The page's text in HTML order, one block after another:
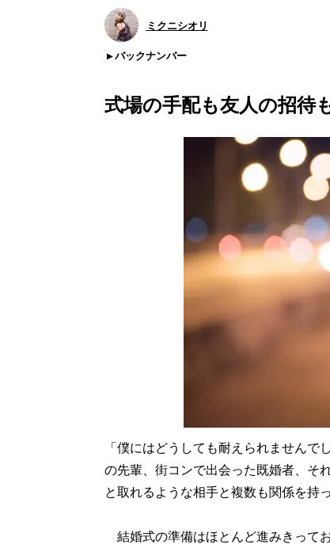
ミクニシオリ
バックナンバー
式場の手配も友人の招待
「僕にはどうしても耐えられません
の先輩、街コンで出会った既婚者、そ
と取れるような相手と複数も関係を持
結婚式の準備はほとんど進みきって